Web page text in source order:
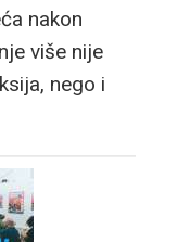
nakon
više nije
nego i